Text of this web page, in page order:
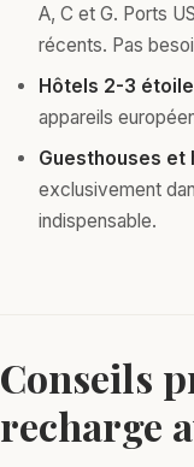
A, C et G. Ports
récents. Pas
Hôtels 2-3
appareils
Guesthouses et
exclusivement
indispensable.
Conseils
recharge